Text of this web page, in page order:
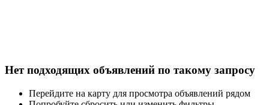
Нет подходящих объявлений по такому запросу
Перейдите на карту для просмотра объявлений рядом